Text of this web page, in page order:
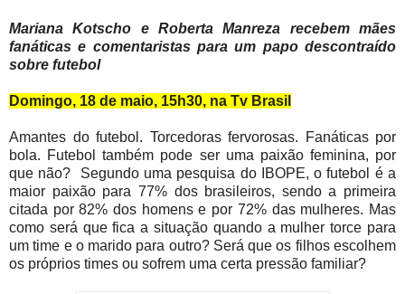
Mariana Kotscho e Roberta Manreza recebem mães
fanáticas e comentaristas para um papo descontraído
sobre futebol
Domingo, 18 de maio, 15h30, na Tv Brasil
Amantes do futebol. Torcedoras fervorosas. Fanáticas por
bola. Futebol também pode ser uma paixão feminina, por
que não? Segundo uma pesquisa do IBOPE, o futebol é a
maior paixão para 77% dos brasileiros, sendo a primeira
citada por 82% dos homens e por 72% das mulheres. Mas
como será que fica a situação quando a mulher torce para
um time e o marido para outro? Será que os filhos escolhem
os próprios times ou sofrem uma certa pressão familiar?